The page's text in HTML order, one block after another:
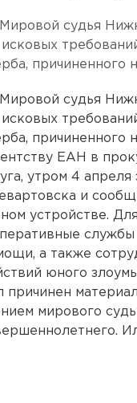
судья
причиненного
судья
причиненного
ЕАН в
утром 4
и
устройстве.
а также
юного
причинен
мирового